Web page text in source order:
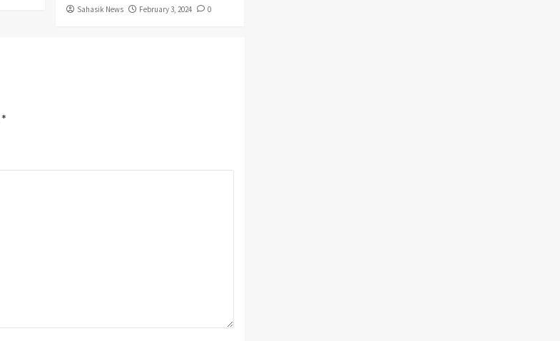
Sahasik News February 3, 2024 0
*